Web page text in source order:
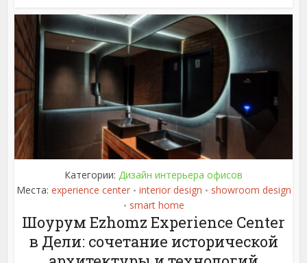
Категории: Дизайн интерьера офисов
Места: experience center • interior design • showroom design
• smart home
Шоурум Ezhomz Experience Center
в Дели: сочетание исторической